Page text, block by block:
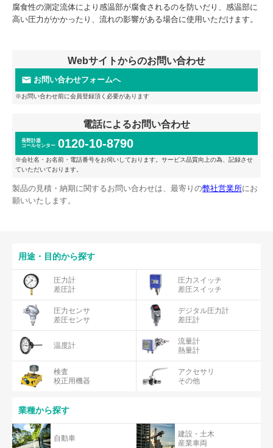
腐食性の測定流体により感温部が腐食されるのを防いだり、感温部に
高い圧力がかかったり、流れの影響がある場合に使用いただけます。
Webサイトからのお問い合わせ
お問い合わせフォームへ
※お問い合わせ前に会員登録頂く必要があります
電話によるお問い合わせ
長野計器
コールセンター 0120-10-8790
※会社名・お名前・電話番号をお伺いしております。サービス品質向上の為、記録させ
ていただいております。
製品の見積・納期に関するお問い合わせは、最寄りの弊社営業所にお
願いいたします。
用途・目的から探す
圧力計
差圧計
圧力スイッチ
差圧スイッチ
圧力センサ
差圧センサ
デジタル圧力計
差圧計
温度計
流量計
熱量計
検査
校正用機器
アクセサリ
その他
業種から探す
自動車
建設・土木
産業車両